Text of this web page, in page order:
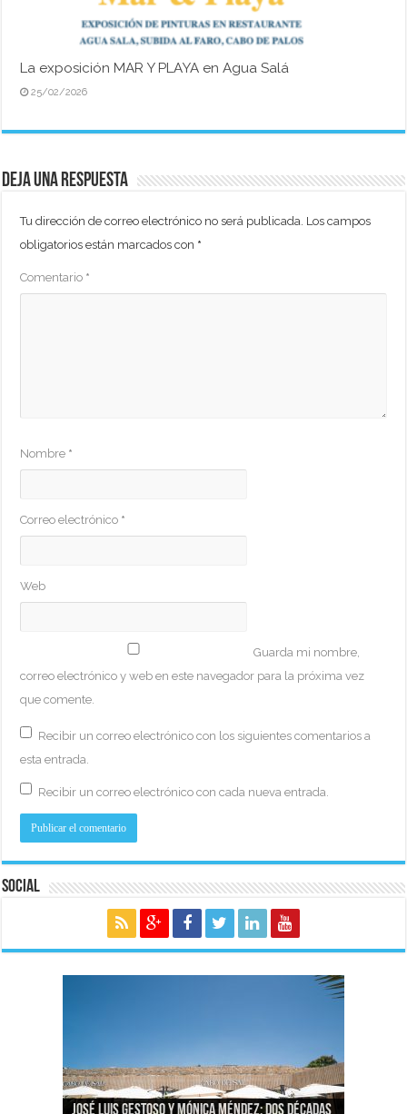
La exposición MAR Y PLAYA en Agua Salá
25/02/2026
Deja una respuesta
Tu dirección de correo electrónico no será publicada. Los campos
obligatorios están marcados con *
Comentario *
Nombre *
Correo electrónico *
Web
Guarda mi nombre,
correo electrónico y web en este navegador para la próxima vez
que comente.
Recibir un correo electrónico con los siguientes comentarios a
esta entrada.
Recibir un correo electrónico con cada nueva entrada.
Social
José Luis Gestoso y Mónica Méndez: dos décadas